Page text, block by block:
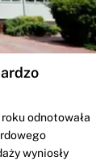
odnotowała
wyniosły